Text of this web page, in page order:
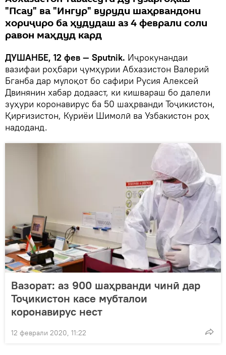
"Псау" ва "Ингур" вуруди шаҳрвандони
хориҷиро ба ҳудудаш аз 4 феврали соли
равон маҳдуд кард
ДУШАНБЕ, 12 фев — Sputnik. Иҷрокунандаи
вазифаи роҳбари ҷумҳурии Абхазистон Валерий
Бганба дар мулоқот бо сафири Русия Алексей
Двинянин хабар додааст, ки кишвараш бо далели
зуҳури коронавирус ба 50 шаҳрванди Тоҷикистон,
Қирғизистон, Куриёи Шимолӣ ва Узбакистон роҳ
надоданд.
Вазорат: аз 900 шаҳрванди чинӣ дар
Тоҷикистон касе мубталои
коронавирус нест
12 феврали 2020, 11:22